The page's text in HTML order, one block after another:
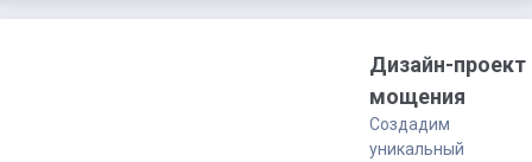
Дизайн-проект
мощения
Создадим
уникальный